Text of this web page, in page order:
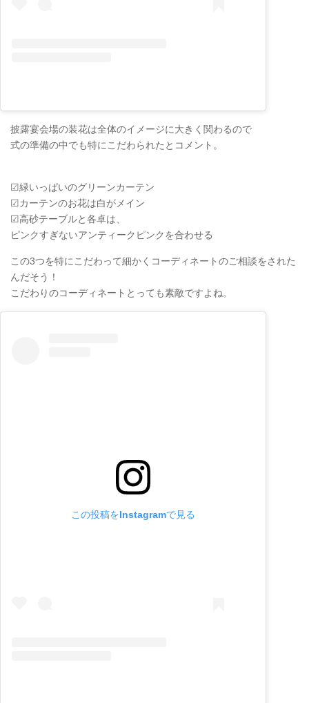
披露宴会場の装花は全体のイメージに大きく関わるので
式の準備の中でも特にこだわられたとコメント。
☑︎緑いっぱいのグリーンカーテン
☑︎カーテンのお花は白がメイン
☑︎高砂テーブルと各卓は、
ピンクすぎないアンティークピンクを合わせる
この3つを特にこだわって細かくコーディネートのご相談をされた
んだそう！
こだわりのコーディネートとっても素敵ですよね。
この投稿をInstagramで見る